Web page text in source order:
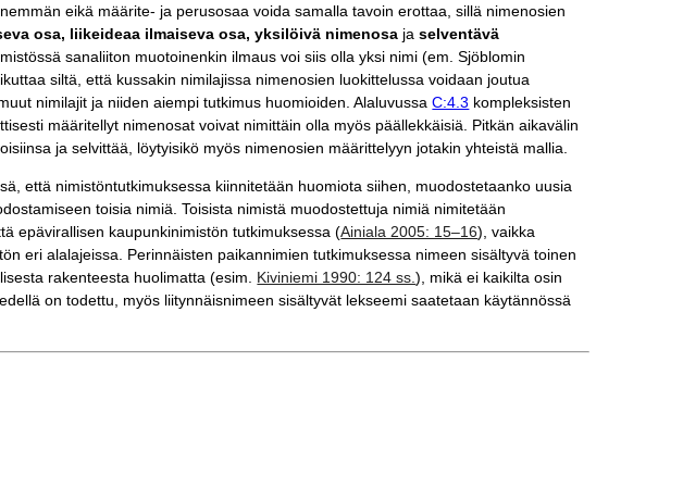
eikä määrite- ja perusosaa voida samalla tavoin erottaa, sillä nimenosien
osa, liikeideaa ilmaiseva osa, yksilöivä nimenosa jaselventävä
sanaliiton muotoinenkin ilmaus voi siis olla yksi nimi (em. Sjöblomin
siltä, että kussakin nimilajissa nimenosien luokittelussa voidaan joutua
nimilajit ja niiden aiempi tutkimus huomioiden. AlaluvussaC:4.3 kompleksisten
määritellyt nimenosat voivat nimittäin olla myös päällekkäisiä. Pitkän aikavälin
ja selvittää, löytyisikö myös nimenosien määrittelyyn jotakin yhteistä mallia.
että nimistöntutkimuksessa kiinnitetään huomiota siihen, muodostetaanko uusia
toisia nimiä. Toisista nimistä muodostettuja nimiä nimitetään
epävirallisen kaupunkinimistön tutkimuksessa (Ainiala 2005: 15–16), vaikka
eri alalajeissa. Perinnäisten paikannimien tutkimuksessa nimeen sisältyvä toinen
rakenteesta huolimatta (esim. Kiviniemi 1990: 124 ss.), mikä ei kaikilta osin
on todettu, myös liitynnäisnimeen sisältyvät lekseemi saatetaan käytännössä